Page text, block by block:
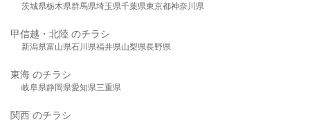
茨城県栃木県群馬県埼玉県千葉県東京都神奈川県
甲信越・北陸 のチラシ
新潟県富山県石川県福井県山梨県長野県
東海 のチラシ
岐阜県静岡県愛知県三重県
関西 のチラシ